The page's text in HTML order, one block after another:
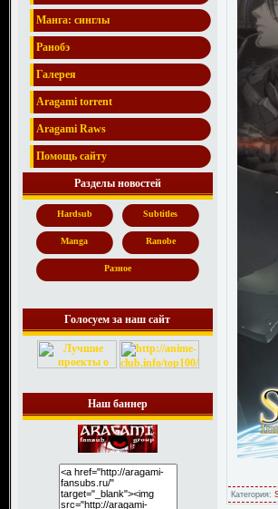
Манга: синглы
Ранобэ
Галерея
Aragami torrent
Aragami Raws
Помощь сайту
Разделы новостей
Hardsub Subtitles
Manga Ranobe
Разное
Голосуем за наш сайт
Наш баннер
Категория: